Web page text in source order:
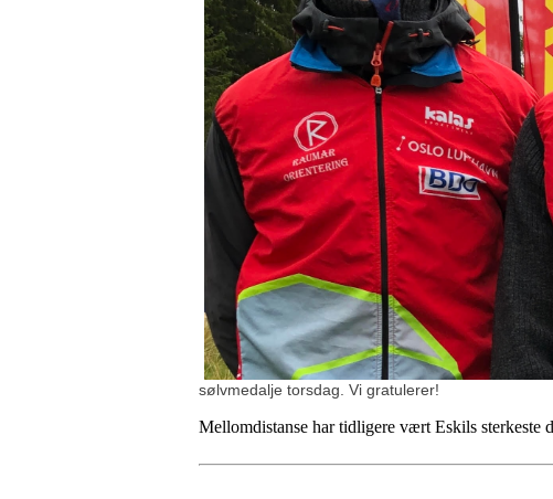
sølvmedalje torsdag. Vi gratulerer!
Mellomdistanse har tidligere vært Eskils